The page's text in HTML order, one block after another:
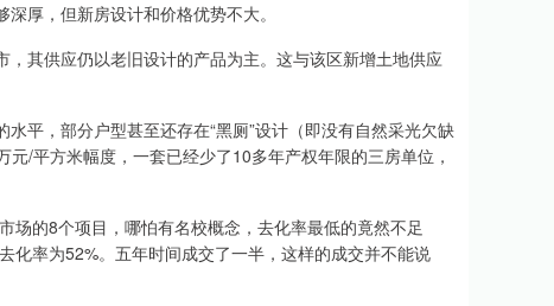
厚，但新房设计和价格优势不大。
其供应仍以老旧设计的产品为主。这与该区新增土地供应
平，部分户型甚至还存在“黑厕”设计（即没有自然采光欠缺
/平方米幅度，一套已经少了10多年产权年限的三房单位，
场的8个项目，哪怕有名校概念，去化率最低的竟然不足
化率为52%。五年时间成交了一半，这样的成交并不能说